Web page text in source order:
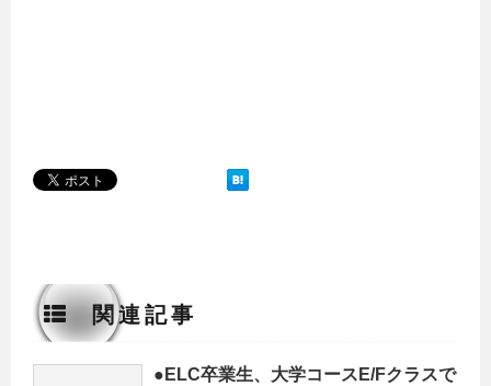
関連記事
●ELC卒業生、大学コースE/Fクラスで